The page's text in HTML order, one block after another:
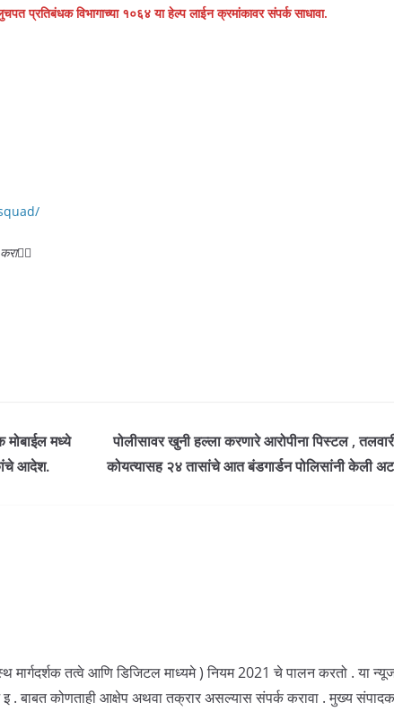
प्रतिबंधक विभागाच्या १०६४ या हेल्प लाईन क्रमांकावर संपर्क साधावा.
👇🏻
मोबाईल मध्ये
आदेश.
पोलीसावर खुनी हल्ला करणारे आरोपीना पिस्टल ,
कोयत्यासह २४ तासांचे आत बंडगार्डन पोलिसांनी केली
मार्गदर्शक तत्वे आणि डिजिटल माध्यमे ) नियम 2021 चे पालन करतो . या
. बाबत कोणताही आक्षेप अथवा तक्रार असल्यास संपर्क करावा . मुख्य